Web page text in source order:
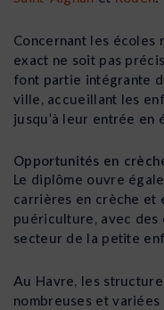
Concernant les écoles
exact ne soit pas
font partie intégrante
ville, accueillant les
jusqu’à leur entrée en
Opportunités en
Le diplôme ouvre
carrières en crèche et
puériculture, avec des
secteur de la petite
Au Havre, les
nombreuses et